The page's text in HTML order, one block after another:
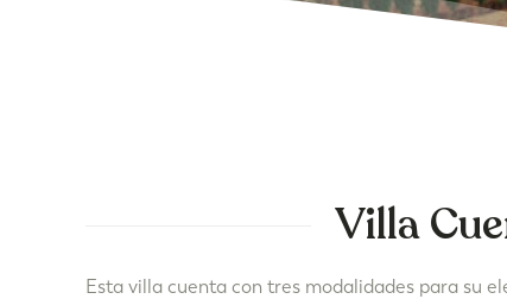
Villa
Esta villa cuenta con tres modalidades para su